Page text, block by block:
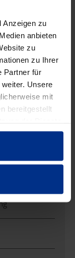
Anzeigen zu
anbieten
zu
zu Ihrer
Partner für
Unsere
mit
bereitgestellt